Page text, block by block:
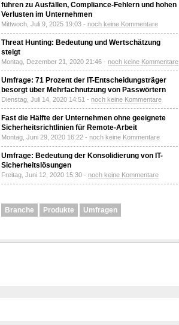
führen zu Ausfällen, Compliance-Fehlern und hohen
Verlusten im Unternehmen
Mittwoch, Juli 9, 2025 19:03 - noch keine Kommentare
Threat Hunting: Bedeutung und Wertschätzung
steigt
Montag, Dezember 21, 2020 21:46 - noch keine Kommentare
Umfrage: 71 Prozent der IT-Entscheidungsträger
besorgt über Mehrfachnutzung von Passwörtern
Dienstag, Juli 14, 2020 14:51 - noch keine Kommentare
Fast die Hälfte der Unternehmen ohne geeignete
Sicherheitsrichtlinien für Remote-Arbeit
Montag, Juni 29, 2020 16:22 - noch keine Kommentare
Umfrage: Bedeutung der Konsolidierung von IT-
Sicherheitslösungen
Freitag, Juni 12, 2020 15:30 - noch keine Kommentare
Branche Produkte Umfragen